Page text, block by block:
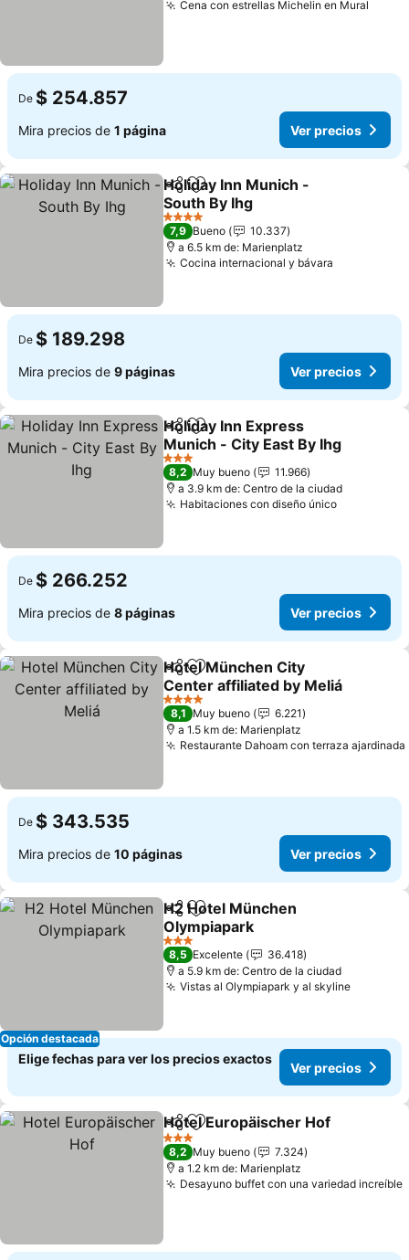
Cena con estrellas Michelin en Mural
De $ 254.857
Mira precios de 1 página Ver precios
CompartirAgregar a favoritos
Holiday Inn Munich -
South By Ihg
4 Estrellas
7,9 Bueno
10.337
a 6.5 km de: Marienplatz
Cocina internacional y bávara
De $ 189.298
Mira precios de 9 páginas Ver precios
CompartirAgregar a favoritos
Holiday Inn Express
Munich - City East By Ihg
3 Estrellas
8,2 Muy bueno
11.966
a 3.9 km de: Centro de la ciudad
Habitaciones con diseño único
De $ 266.252
Mira precios de 8 páginas Ver precios
CompartirAgregar a favoritos
Hotel München City
Center affiliated by Meliá
4 Estrellas
8,1 Muy bueno
6.221
a 1.5 km de: Marienplatz
Restaurante Dahoam con terraza ajardinada
De $ 343.535
Mira precios de 10 páginas Ver precios
Opción destacada
CompartirAgregar a favoritos
H2 Hotel München
Olympiapark
3 Estrellas
8,5 Excelente
36.418
a 5.9 km de: Centro de la ciudad
Vistas al Olympiapark y al skyline
Elige fechas para ver los precios exactos
Ver precios
CompartirAgregar a favoritos
Hotel Europäischer Hof
3 Estrellas
8,2 Muy bueno
7.324
a 1.2 km de: Marienplatz
Desayuno buffet con una variedad increíble